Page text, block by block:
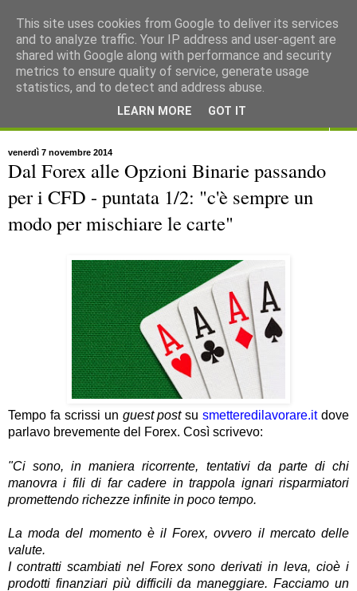
venerdì 7 novembre 2014
Dal Forex alle Opzioni Binarie passando
per i CFD - puntata 1/2: "c'è sempre un
modo per mischiare le carte"
Tempo fa scrissi un guest postsusmetteredilavorare.it dove
parlavo brevemente del Forex. Così scrivevo:
"Ci sono, in maniera ricorrente, tentativi da parte di chi
manovra i fili di far cadere in trappola ignari risparmiatori
promettendo richezze infinite in poco tempo.
La moda del momento è il Forex, ovvero il mercato delle
valute.
I contratti scambiati nel Forex sono derivati in leva, cioè i
prodotti finanziari più difficili da maneggiare. Facciamo un
This site uses cookies from Google to deliver its services
and to analyze traffic. Your IP address and user-agent are
shared with Google along with performance and security
metrics to ensure quality of service, generate usage
statistics, and to detect and address abuse.
LEARN MORE GOT IT